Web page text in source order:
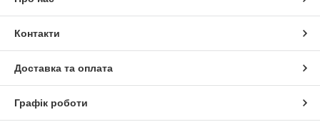
Контакти
Доставка та оплата
Графік роботи